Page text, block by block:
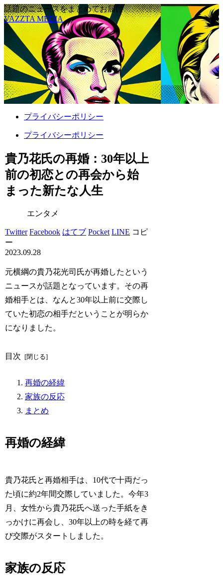
話題のニュースをまとめてお届け
VAZZTA MEDIA
プライバシーポリシー
プライバシーポリシー
貴乃花氏の再婚：30年以上
前の初恋との再会から始
まった新たな人生
エンタメ
Twitter Facebook はてブ Pocket LINE コピ
ー
2023.09.28
元横綱の貴乃花光司氏が再婚したという
ニュースが話題となっています。その再
婚相手とは、なんと30年以上前に交際し
ていた初恋の相手だということが明らか
になりました。
目次
再婚の経緯
家族の反応
まとめ
再婚の経緯
貴乃花氏と再婚相手は、10代で十両だっ
た頃に約2年間交際していました。今年3
月、女性から貴乃花氏へ送った手紙をき
っかけに再会し、30年以上の時を経て再
び交際がスタートしました。
家族の反応